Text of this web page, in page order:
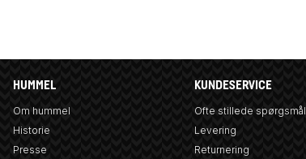
HUMMEL
Om hummel
Historie
Presse
KUNDESERVICE
Ofte stillede spørgsmål
Levering
Returnering